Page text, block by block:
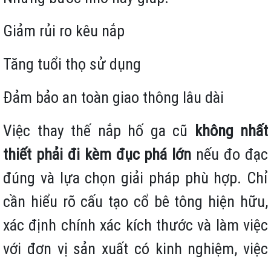
Giảm rủi ro kêu nắp
Tăng tuổi thọ sử dụng
Đảm bảo an toàn giao thông lâu dài
Việc thay thế nắp hố ga cũ không nhất
thiết phải đi kèm đục phá lớn nếu đo đạc
đúng và lựa chọn giải pháp phù hợp. Chỉ
cần hiểu rõ cấu tạo cổ bê tông hiện hữu,
xác định chính xác kích thước và làm việc
với đơn vị sản xuất có kinh nghiệm, việc